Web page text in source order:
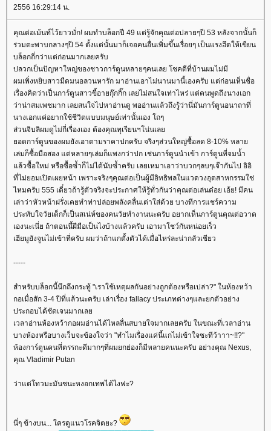
2556 16:29:14 น.
คุณต่อเม้นท์ไว้ยาวมั่ก! ผมทำบล็อกปี 49 แต่รู้จักคุณต่อปลายๆปี 53 หลังจากนั้นก็
ร่วมตะพาบกลางๆปี 54 ตั้งแต่นั้นมาก็เจอคนอื่นเพิ่มขึ้นเรื่อยๆ เป็นแรงฮึดให้เขียน
บล็อกถี่กว่าแต่ก่อนมากเลยครับ
ปลวกเป็นปัญหาใหญ่ของชาวการ์ตูนหลายๆคนเลย โชคดีที่บ้านผมไม่มี
ผมเพิ่งหยิบสาวมืดมนอลวนหารัก มาอ่านเอาไม่นานมานี้เองครับ แต่ก่อนเห็นชื่อ
เรื่องคิดว่าเป็นการ์ตูนสาวขี้อายกุ๊กกิ๊ก เลยไม่สนใจเท่าไหร่ แต่คนพูดถึงนางเอก
ว่าน่าสมเพชมาก เลยสนใจไปหาอ่านดู พออ่านแล้วถึงรู้ว่านี่มันการ์ตูนอนาถาที่
นางเอกแค่อยากใช้ชีวิตแบบมนุษย์เท่านั้นเอง โถๆ
ส่วนจิบลิผมดูไม่กี่เรื่องเอง ต้องคุณทุเรียนฯโน่นเล
อดการ์ตูนของผมยังเอาตามราคาปกครับ จริงๆส่วนใหญ่ซื้อลด 8-10% หลา
เล่มก็ซื้อมือสอง แต่หลายๆเล่มก็แพงกว่าปก เช่นการ์ตูนนำเข้า การ์ตูนที่จมน้ำ
ล้วซื้อใหม่ หรือซื้อซ้ำก็ไม่ได้นับซ้ำครับ เลยเหมาเอาว่าบวกๆลบๆเจ๊ากันไป อิอิ
ที่ไม่ยอมเปิดเผยหน้า เพราะจริงๆคุณต่อเป็นผู้มีอิทธิพลในแวดวงอุตสาหกรรมใช่
ไหมครับ 555 เดี๋ยวถ้ารู้ตัวจริงจะประกาศให้รู้ทั่วกันว่าคุณต่อเล่นด๋อย เอ้ย! มีคน
เล่าว่าหัวหน้าฝรั่งเคยทำท่าปล่อยพลังคลื่นเต่าใส่ด้วย บางทีการแชร์ความ
ประทับใจวัยเด็กก็เป็นสเน่ห์ของคนวัยทำงานนะครับ อยากเห็นการ์ตูนคุณต่อวาด
เองนะเนี่ย ถ้าตอนนี้ฝีมือเป็นไงบ้างแล้วครับ เอามาโชว์กันหน่อยเร็ว
เฮียมูยังจูนไม่เข้าที่ครับ ผมว่าถ้าแกตั้งตัวได้เมื่อไหร่ละน่ากลัวเชียว
-----
สำหรับบล็อกนี้นึกถึงกระทู้ "เราใช้เหตุผลกันอย่างถูกต้องหรือเปล่า?" ในห้องหว้า
กอเมื่อสัก 3-4 ปีที่แล้วนะครับ เล่าเรื่อง fallacy ประเภทต่างๆและยกตัวอย่าง
ประกอบได้ชัดเจนมากเล
เวลาอ่านห้องหว้ากอผมอ่านได้ไหลลื่นสบายใจมากเลยครับ ในขณะที่เวลาอ่าน
บางห้องหรือบางเว็บจะข้องใจว่า "ทำไมเรื่องแค่นี้แกไม่เข้าใจซะทีว้าาา~!!?"
ห้องการ์ตูนคนที่ตรรกะดีมากๆที่ผมยกย่องก็มีหลายคนนะครับ อย่างคุณ Nexus,
คุณ Vladimir Putan
ว่าแต่โทวมะมันชนะหงอกเทพได้ไงฟะ?
นี่ๆ ข้างบน... ใครดูแนวโรคจิตยะ?